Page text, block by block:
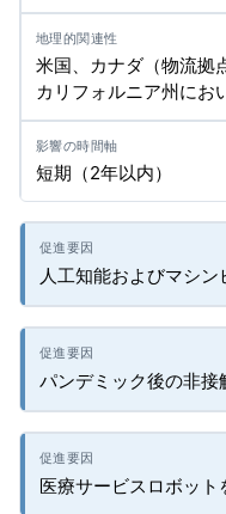
米国、カナダ（物流拠
カリフォルニア州にお
短期（2年以内）
人工知能およびマシ
パンデミック後の非
医療サービスロボッ